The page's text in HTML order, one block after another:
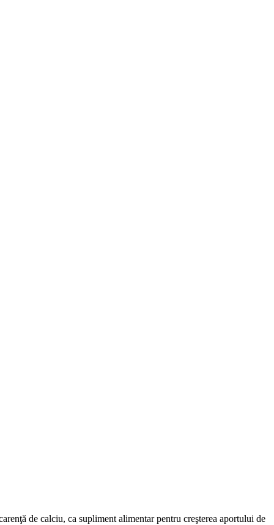
de calciu, ca supliment alimentar pentru creşterea aportului de